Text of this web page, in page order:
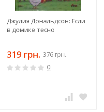
Джулия Дональдсон: Если
в домике тесно
319 грн. 376 грн.
0